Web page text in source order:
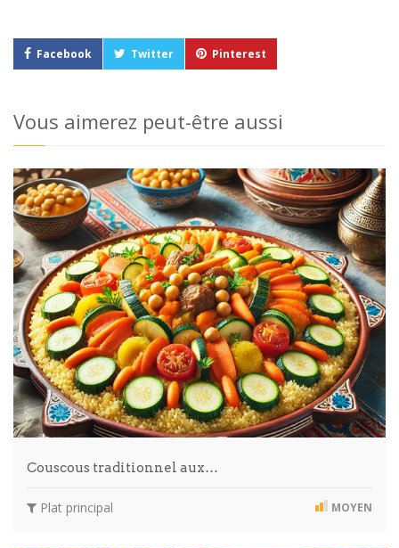
Facebook Twitter Pinterest
Vous aimerez peut-être aussi
Couscous traditionnel aux…
Plat principal MOYEN